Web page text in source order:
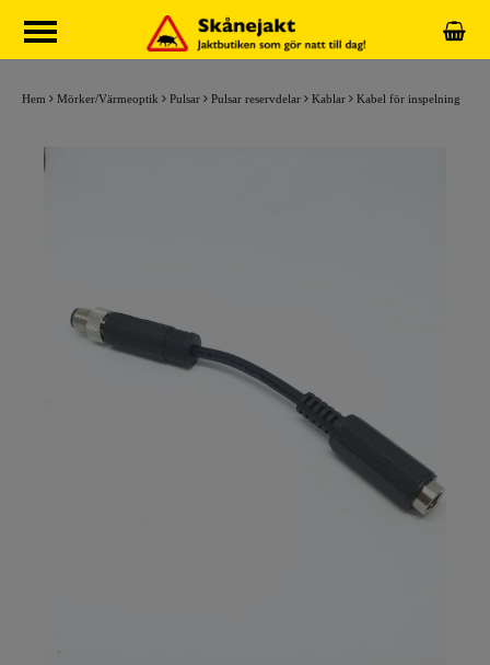
Hem Mörker/Värmeoptik Pulsar Pulsar reservdelar Kablar Kabel för inspelning